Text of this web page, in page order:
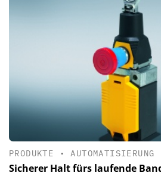
PRODUKTE •AUTOMATISIERUNG
Sicherer Halt fürs laufende